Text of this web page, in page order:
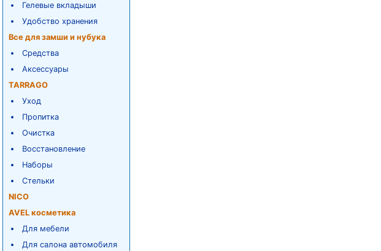
Гелевые вкладыши
Удобство хранения
Все для замши и нубука
Средства
Аксессуары
TARRAGO
Уход
Пропитка
Очистка
Восстановление
Наборы
Стельки
NICO
AVEL косметика
Для мебели
Для салона автомобиля